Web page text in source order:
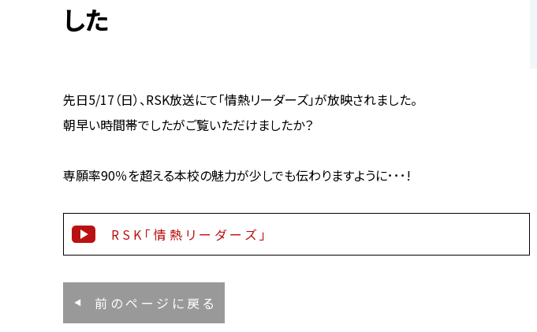
した
先日5/17（日）、RSK放送にて「情熱リーダーズ」が放映されました。
朝早い時間帯でしたがご覧いただけましたか？
専願率90％を超える本校の魅力が少しでも伝わりますように･･･!
RSK「情熱リーダーズ」
前のページに戻る